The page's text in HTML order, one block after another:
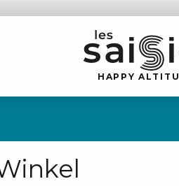
HAP PY ALTI T U